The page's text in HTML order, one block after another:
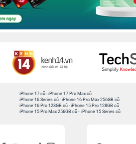
iPhone 17 cũ -iPhone 17 Pro Max cũ
iPhone 16 Series cũ - iPhone 16 Pro Max 256GB cũ
iPhone 16 Pro 128GB cũ -iPhone 15 Pro 128GB cũ
iPhone 15 Pro Max 256GB cũ - iPhone 15 Series cũ